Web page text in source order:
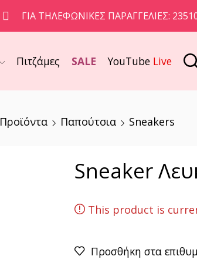
ΓΙΑ ΤΗΛΕΦΩΝΙΚΈΣ ΠΑΡΑΓΓΕΛΊΕΣ:
Πιτζάμες SALE YouTube Live
Προϊόντα Παπούτσια Sneakers
Sneaker
This product is
Προσθήκη στα